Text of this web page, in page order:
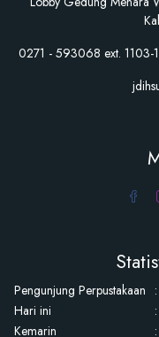
0271 - 593068 ext. 1103-
Pengunjung Perpustakaan :
Hari ini
:
Kemarin
: